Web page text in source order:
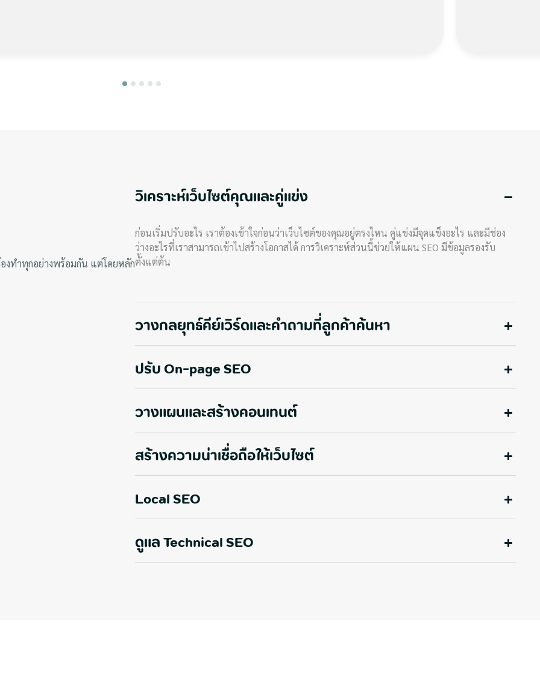
งทำทุกอย่างพร้อมกัน แต่โดยหลัก
วิเคราะห์เว็บไซต์คุณและคู่แข่ง
ก่อนเริ่มปรับอะไร เราต้องเข้าใจก่อนว่าเว็บไซต์ของคุณอยู่ตรงไหน คู่แข่งมีจุดแข็งอะไร และมีช่อง
ว่างอะไรที่เราสามารถเข้าไปสร้างโอกาสได้ การวิเคราะห์ส่วนนี้ช่วยให้แผน SEO มีข้อมูลรองรับ
ตั้งแต่ต้น
วางกลยุทธ์คีย์เวิร์ดและคำถามที่ลูกค้าค้นหา
ปรับ On-page SEO
วางแผนและสร้างคอนเทนต์
สร้างความน่าเชื่อถือให้เว็บไซต์
Local SEO
ดูแล Technical SEO